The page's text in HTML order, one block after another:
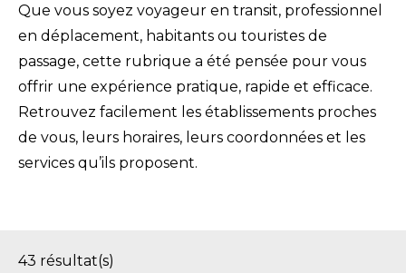
Que vous soyez voyageur en transit, professionnel
en déplacement, habitants ou touristes de
passage, cette rubrique a été pensée pour vous
offrir une expérience pratique, rapide et efficace.
Retrouvez facilement les établissements proches
de vous, leurs horaires, leurs coordonnées et les
services qu’ils proposent.
43 résultat(s)